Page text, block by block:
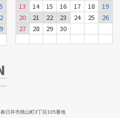
13
14 15 16 17 18
19
20
21 22 23 24 25
26
27
28 29 30
日井市桃山町3丁目105番地